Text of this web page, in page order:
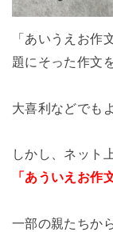
「あいうえお作
題にそった作文
大喜利などでも
しかし、ネット
「あういえお作
一部の親たちか